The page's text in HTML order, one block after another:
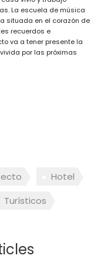
La escuela de música
situada en el corazón de
recuerdos e
va a tener presente la
por las próximas
Hotel
Turísticos